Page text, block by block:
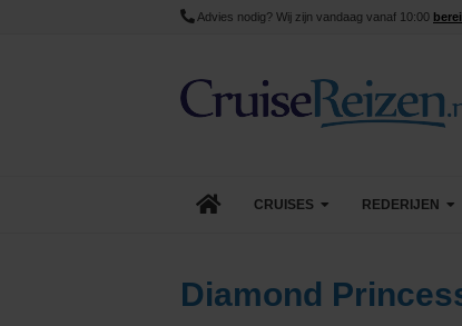
Advies nodig? Wij zijn vandaag vanaf 10:00
CRUISES
Aanbiedingen
REDERIJEN
Azamara
Diamond